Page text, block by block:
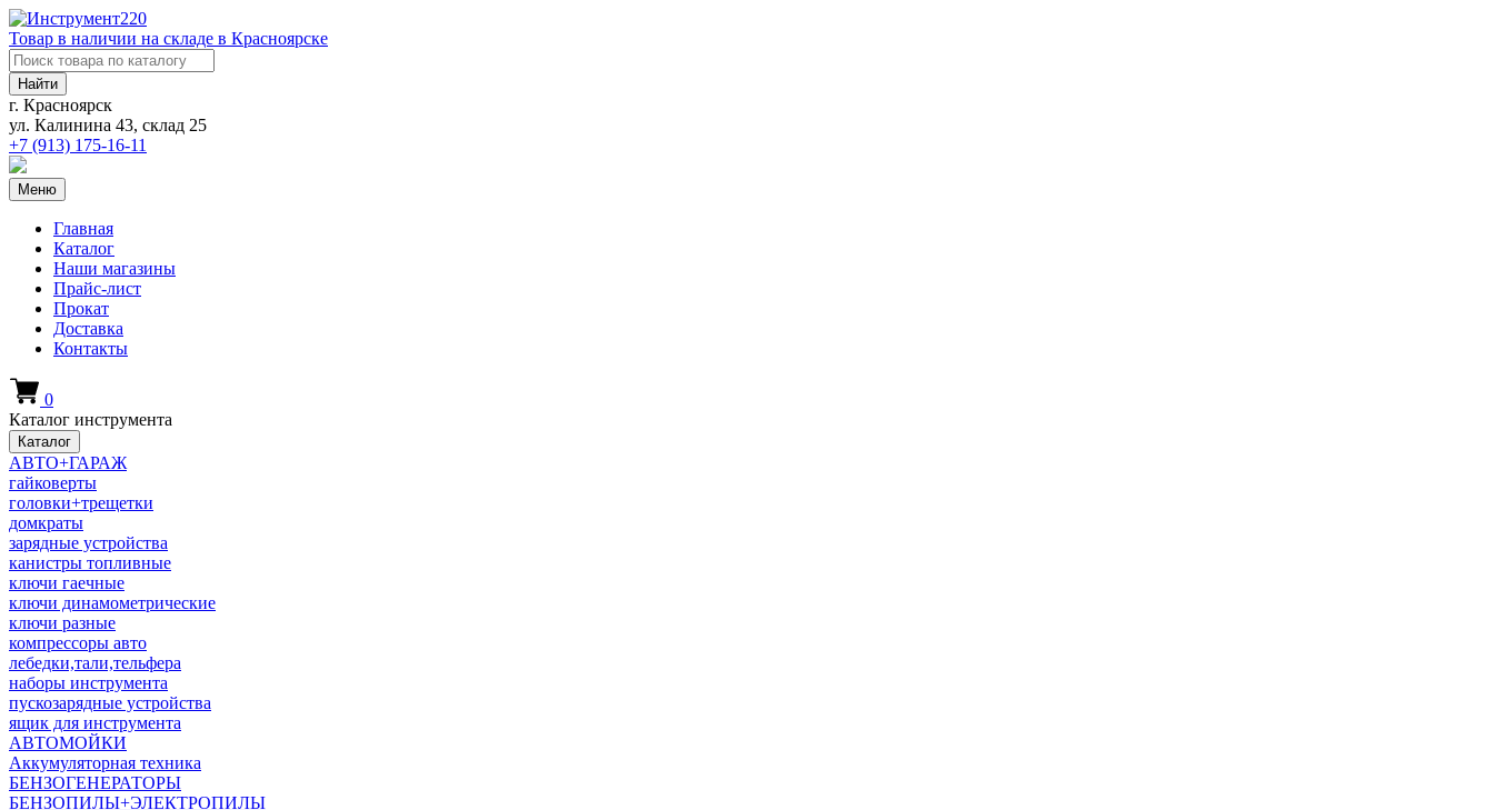
Товар в наличии на складе в Красноярске
Найти
г. Красноярск
ул. Калинина 43, склад 25
+7 (913) 175-16-11
Меню
Главная
Каталог
Наши магазины
Прайс-лист
Прокат
Доставка
Контакты
0
Каталог инструмента
Каталог
АВТО+ГАРАЖ
гайковерты
головки+трещетки
домкраты
зарядные устройства
канистры топливные
ключи гаечные
ключи динамометрические
ключи разные
компрессоры авто
лебедки,тали,тельфера
наборы инструмента
пускозарядные устройства
ящик для инструмента
АВТОМОЙКИ
Аккумуляторная техника
БЕНЗОГЕНЕРАТОРЫ
БЕНЗОПИЛЫ+ЭЛЕКТРОПИЛЫ